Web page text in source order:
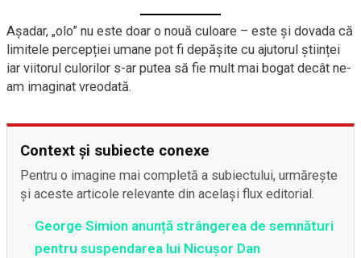
Așadar, „olo” nu este doar o nouă culoare – este și dovada că
limitele percepției umane pot fi depășite cu ajutorul științei
iar viitorul culorilor s-ar putea să fie mult mai bogat decât ne-
am imaginat vreodată.
Context și subiecte conexe
Pentru o imagine mai completă a subiectului, urmărește
și aceste articole relevante din același flux editorial.
George Simion anunță strângerea de semnături
pentru suspendarea lui Nicușor Dan